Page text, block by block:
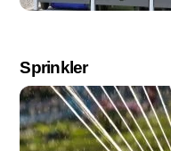
Sprinkler